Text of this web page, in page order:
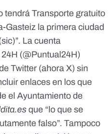
tendrá Transporte gratuito
Gasteiz la primera ciudad
La cuenta
(@Puntual24H)
Twitter (ahora X) sin
enlaces en los que
el Ayuntamiento de
que “lo que se
falso”. Tampoco